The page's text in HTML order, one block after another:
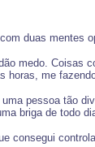
duas mentes
medo. Coisas
horas, me
pessoa tão
briga de todo
consegui